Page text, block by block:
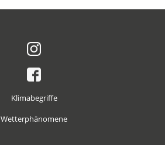
Klimabegriffe
Wetterphänomene